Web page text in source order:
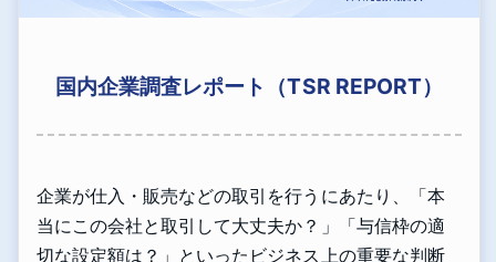
国内企業調査レポート（TSR REPORT）
企業が仕入・販売などの取引を行うにあたり、「本
当にこの会社と取引して大丈夫か？」「与信枠の適
切な設定額は？」といったビジネス上の重要な判断